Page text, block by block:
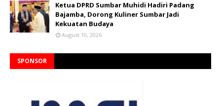
Ketua DPRD Sumbar Muhidi Hadiri Padang
Bajamba, Dorong Kuliner Sumbar Jadi
Kekuatan Budaya
August 10, 2026
SPONSOR